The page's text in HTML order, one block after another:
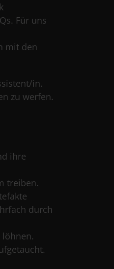
Für uns
mit den
in.
zu werfen.
ihre
treiben.
durch